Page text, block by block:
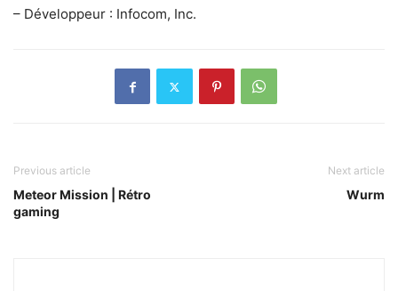
– Développeur : Infocom, Inc.
Previous article
Meteor Mission | Rétro
gaming
Next article
Wurm